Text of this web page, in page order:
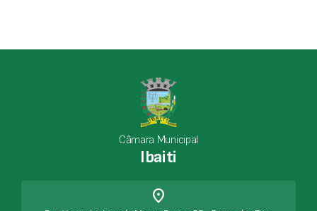
Câmara Municipal
Ibaiti
place